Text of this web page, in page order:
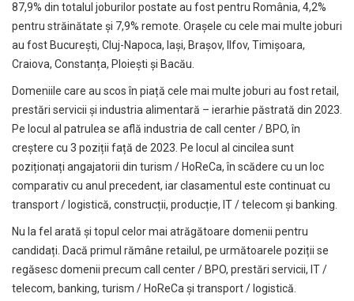
87,9% din totalul joburilor postate au fost pentru România, 4,2%
pentru străinătate și 7,9% remote. Orașele cu cele mai multe joburi
au fost București, Cluj-Napoca, Iași, Brașov, Ilfov, Timișoara,
Craiova, Constanța, Ploiești și Bacău.
Domeniile care au scos în piață cele mai multe joburi au fost retail,
prestări servicii și industria alimentară – ierarhie păstrată din 2023.
Pe locul al patrulea se află industria de call center / BPO, în
creștere cu 3 poziții față de 2023. Pe locul al cincilea sunt
poziționați angajatorii din turism / HoReCa, în scădere cu un loc
comparativ cu anul precedent, iar clasamentul este continuat cu
transport / logistică, construcții, producție, IT / telecom și banking.
Nu la fel arată și topul celor mai atrăgătoare domenii pentru
candidați. Dacă primul rămâne retailul, pe următoarele poziții se
regăsesc domenii precum call center / BPO, prestări servicii, IT /
telecom, banking, turism / HoReCa și transport / logistică.